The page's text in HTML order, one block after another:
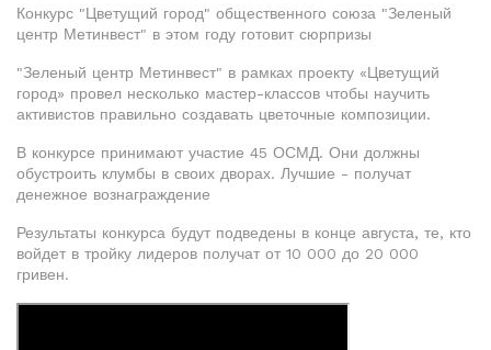
Конкурс "Цветущий город" общественного союза "Зеленый
центр Метинвест" в этом году готовит сюрпризы
"Зеленый центр Метинвест" в рамках проекту «Цветущий
город» провел несколько мастер-классов чтобы научить
активистов правильно создавать цветочные композиции.
В конкурсе принимают участие 45 ОСМД. Они должны
обустроить клумбы в своих дворах. Лучшие - получат
денежное вознаграждение
Результаты конкурса будут подведены в конце августа, те, кто
войдет в тройку лидеров получат от 10 000 до 20 000
гривен.